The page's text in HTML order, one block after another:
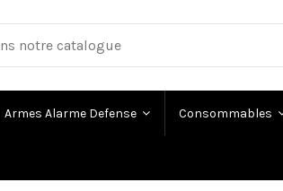
Armes Alarme Defense Consommables